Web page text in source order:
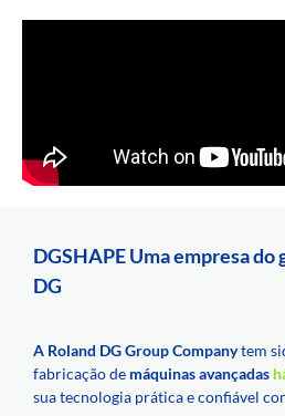
DGSHAPE Uma empresa do
DG
A Roland DG Group Companytem
fabricação de máquinas avançadas
sua tecnologia prática e confiável